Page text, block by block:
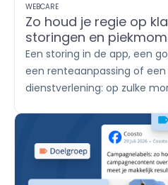
WEBCARE
Zo houd je regie op
storingen en
Een storing in de app, een
een renteaanpassing of een
dienstverlening: op zulke
stuurt een WhatsApp-
onder een socialmediapost
plaatst een review. Met
berichten samen, verdeel